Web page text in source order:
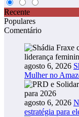
Recente
Populares
Comentário
agosto 6, 2026
Mulher no
agosto 6, 2026
estratégia para